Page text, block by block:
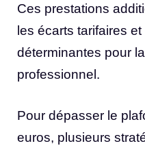
Ces prestations
les écarts tarifaires
déterminantes pour
professionnel.
Pour dépasser le
euros, plusieurs